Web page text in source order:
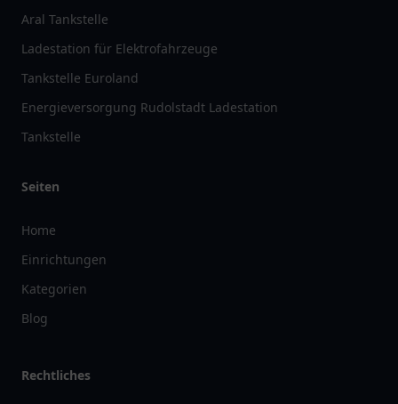
Aral Tankstelle
Ladestation für Elektrofahrzeuge
Tankstelle Euroland
Energieversorgung Rudolstadt Ladestation
Tankstelle
Seiten
Home
Einrichtungen
Kategorien
Blog
Rechtliches